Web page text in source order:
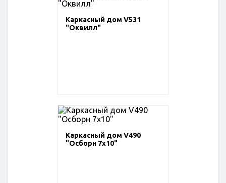
Каркасный дом V531
"Оквилл"
Каркасный дом V490
"Осборн 7х10"